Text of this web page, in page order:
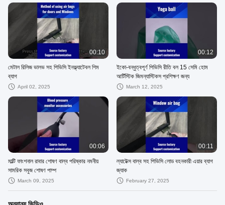
00:10
মেটাল রিলিজ ভালভ সহ পিভিসি ইনফ্ল্যাটেবল শিম
ব্যাগ
April 02, 2025
00:12
ইকো-বন্ধুত্বপূর্ণ পিভিসি রীতি বল 15 সেমি হোম
আর্টিস্টিক জিমন্যাস্টিকস প্রশিক্ষণ জন্য
March 12, 2025
00:06
মাল্টি ফাংশনাল রাবার শোষণ বাল্ব পরিষ্কার নমনীয়
সামরিক সবুজ শোষণ পাম্প
March 09, 2025
00:11
ল্যাটেক্স বাল্ব সহ পিভিসি লোড বহনকারী এয়ার ব্যাগ
জ্যাক
February 27, 2025